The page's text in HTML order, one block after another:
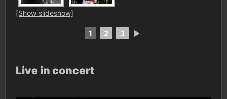
[Show slideshow]
1 2 3 ►
Live in concert